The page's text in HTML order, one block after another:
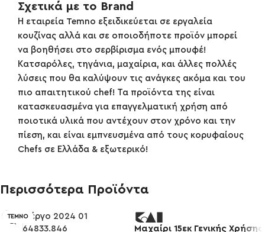
Σχετικά με το Brand
Η εταιρεία Temno εξειδικεύεται σε εργαλεία
κουζίνας αλλά και σε οποιοδήποτε προϊόν μπορεί
να βοηθήσει στο σερβίρισμα ενός μπουφέ!
Κατσαρόλες, τηγάνια, μαχαίρια, και άλλες πολλές
λύσεις που θα καλύψουν τις ανάγκες ακόμα και του
πιο απαιτητικού chef! Τα προϊόντα της είναι
κατασκευασμένα για επαγγελματική χρήση από
ποιοτικά υλικά που αντέχουν στον χρόνο και την
πίεση, και είναι εμπνευσμένα από τους κορυφαίους
Chefs σε Ελλάδα & εξωτερικό!
Περισσότερα Προϊόντα
ΤΕΜΝΟ
Μαχαίρι 15εκ Γενικής Χρήσης